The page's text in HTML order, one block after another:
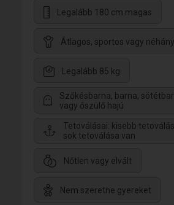
Legalább 180 cm magas
Átlagos, sportos vagy
Legalább 85 kg
Szőkésbarna, barna,
vagy őszülő hajú
Tetoválásai: kisebb
sok tetoválása van
Nőtlen vagy elvált
Nem szeretne gyereket